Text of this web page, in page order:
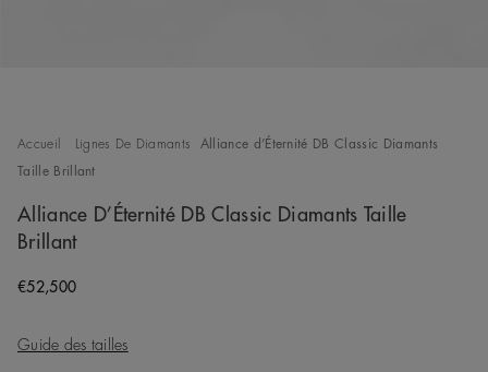
Accueil Lignes De Diamants Alliance d’Éternité DB Classic Diamants
Taille Brillant
Alliance D’Éternité DB Classic Diamants Taille
Brillant
Original price
€52,500
Guide des tailles